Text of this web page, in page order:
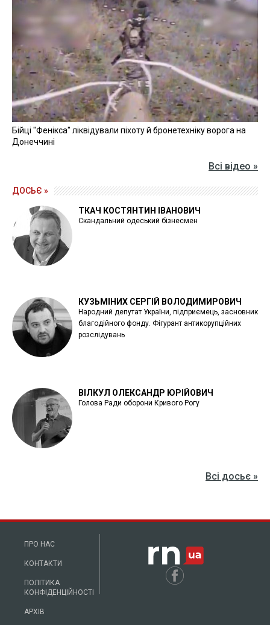
Бійці "Фенікса" ліквідували піхоту й бронетехніку ворога на
Донеччині
Всі відео »
ДОСЬЄ »
ТКАЧ КОСТЯНТИН ІВАНОВИЧ
Скандальний одеський бізнесмен
КУЗЬМІНИХ СЕРГІЙ ВОЛОДИМИРОВИЧ
Народний депутат України, підприємець, засновник
благодійного фонду. Фігурант антикорупційних
розслідувань
ВІЛКУЛ ОЛЕКСАНДР ЮРІЙОВИЧ
Голова Ради оборони Кривого Рогу
Всі досьє »
ПРО НАС
КОНТАКТИ
ПОЛІТИКА
КОНФІДЕНЦІЙНОСТІ
АРХІВ